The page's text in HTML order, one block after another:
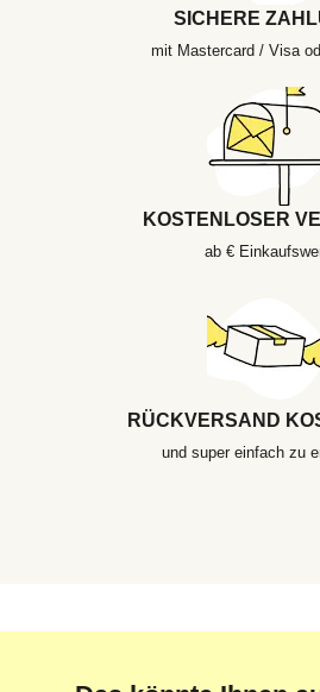
SICHERE
mit Mastercard / Visa
KOSTENLOSER
ab €
RÜCKVERSAND
und super einfach zu